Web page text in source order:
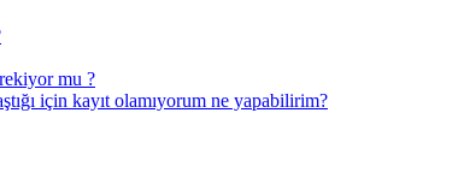
mu ?
için kayıt olamıyorum ne yapabilirim?